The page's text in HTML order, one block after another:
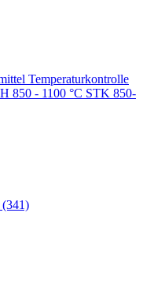
(341)